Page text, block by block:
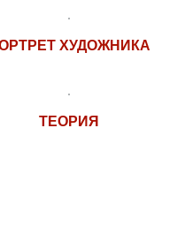
ХУДОЖНИКА
ТЕОРИЯ